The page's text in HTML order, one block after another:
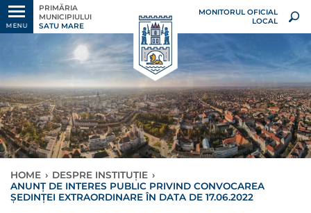
MENU
PRIMĂRIA
MUNICIPIULUI
SATU MARE
MONITORUL OFICIAL
LOCAL
HOME › DESPRE INSTITUȚIE ›
ANUNȚ DE INTERES PUBLIC PRIVIND CONVOCAREA
ȘEDINȚEI EXTRAORDINARE ÎN DATA DE 17.06.2022